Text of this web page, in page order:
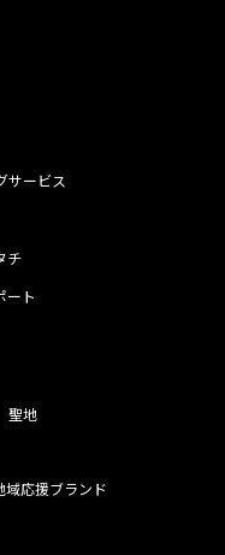
サービス
チ
ート
聖地
域応援ブランド